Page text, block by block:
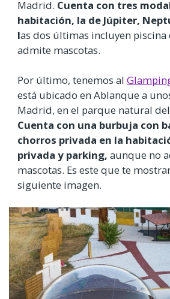
Madrid. Cuenta con tres
habitación, la de Júpiter,
las dos últimas incluyen piscina
admite mascotas.
Por último, tenemos al
está ubicado en Ablanque a
Madrid, en el parque natural
Cuenta con una burbuja con
chorros privada en la
privada y parking, aunque no
mascotas. Es este que te
siguiente imagen.